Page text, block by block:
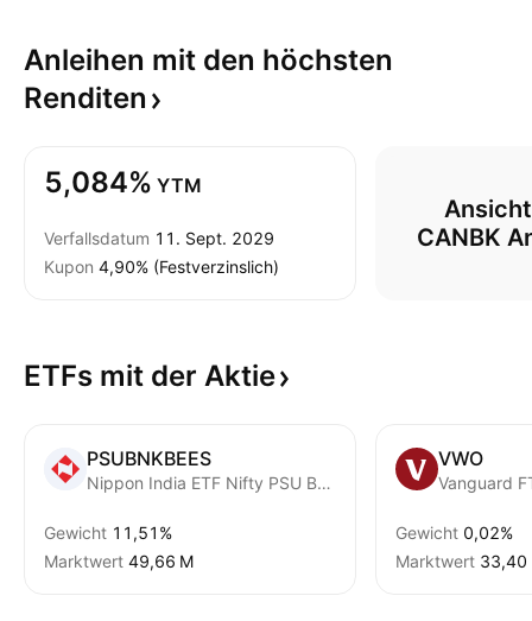
Anleihen mit den höchsten
Renditen
5,084% YTM
Verfallsdatum 11. Sept. 2029
Kupon 4,90% (Festverzinslich)
CANBK
ETFs mit der Aktie
PSUBNKBEES
Nippon India ETF Nifty PSU Bank BeES
Gewicht 11,51%
Marktwert ‪49,66 M‬
VWO
Gewicht 0,02%
Marktwert ‪33,40